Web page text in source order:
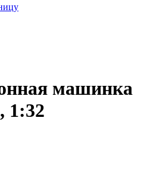
машинка
1:32